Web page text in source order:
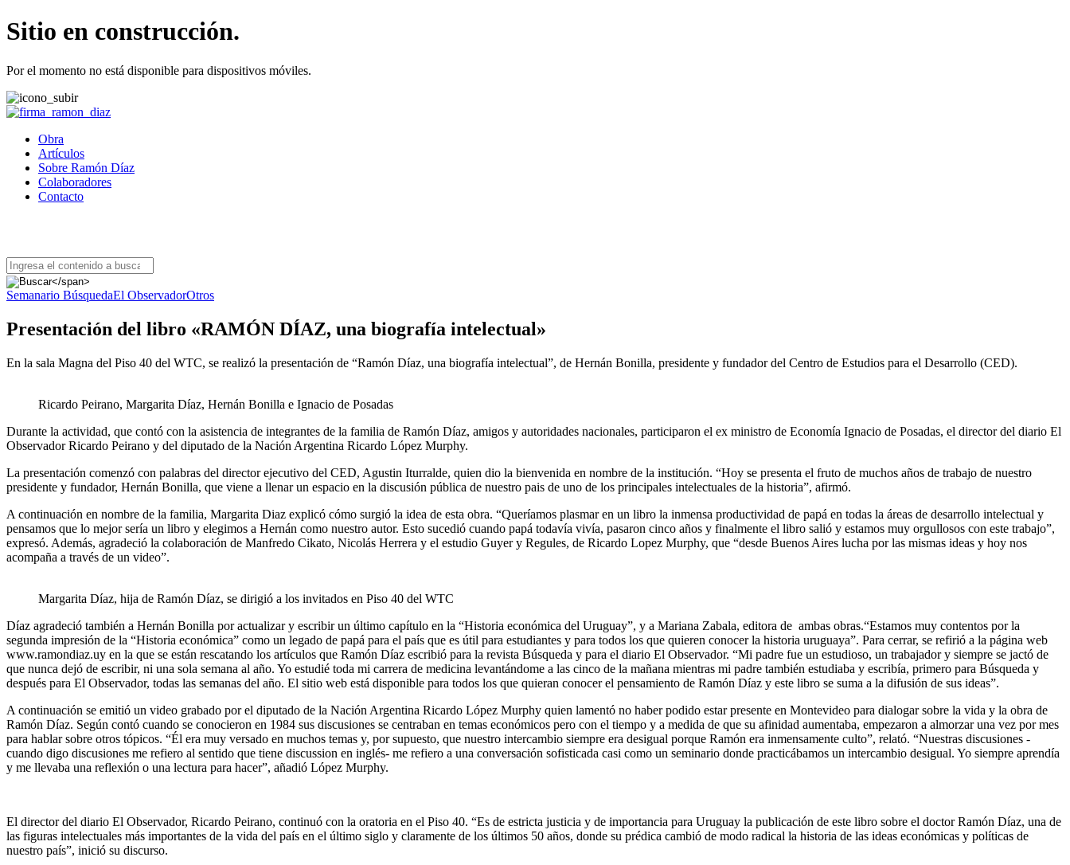
Sitio en construcción.
Por el momento no está disponible para dispositivos móviles.
Obra
Artículos
Sobre Ramón Díaz
Colaboradores
Contacto
Semanario BúsquedaEl ObservadorOtros
Presentación del libro «RAMÓN DÍAZ, una biografía intelectual»
En la sala Magna del Piso 40 del WTC, se realizó la presentación de “Ramón Díaz, una biografía intelectual”, de Hernán Bonilla, presidente y fundador del Centro de Estudios para el Desarrollo (CED).
Ricardo Peirano, Margarita Díaz, Hernán Bonilla e Ignacio de Posadas
Durante la actividad, que contó con la asistencia de integrantes de la familia de Ramón Díaz, amigos y autoridades nacionales, participaron el ex ministro de Economía Ignacio de Posadas, el director del diario El
Observador Ricardo Peirano y del diputado de la Nación Argentina Ricardo López Murphy.
La presentación comenzó con palabras del director ejecutivo del CED, Agustin Iturralde, quien dio la bienvenida en nombre de la institución. “Hoy se presenta el fruto de muchos años de trabajo de nuestro
presidente y fundador, Hernán Bonilla, que viene a llenar un espacio en la discusión pública de nuestro pais de uno de los principales intelectuales de la historia”, afirmó.
A continuación en nombre de la familia, Margarita Diaz explicó cómo surgió la idea de esta obra. “Queríamos plasmar en un libro la inmensa productividad de papá en todas la áreas de desarrollo intelectual y
pensamos que lo mejor sería un libro y elegimos a Hernán como nuestro autor. Esto sucedió cuando papá todavía vivía, pasaron cinco años y finalmente el libro salió y estamos muy orgullosos con este trabajo”,
expresó. Además, agradeció la colaboración de Manfredo Cikato, Nicolás Herrera y el estudio Guyer y Regules, de Ricardo Lopez Murphy, que “desde Buenos Aires lucha por las mismas ideas y hoy nos
acompaña a través de un video”.
Margarita Díaz, hija de Ramón Díaz, se dirigió a los invitados en Piso 40 del WTC
Díaz agradeció también a Hernán Bonilla por actualizar y escribir un último capítulo en la “Historia económica del Uruguay”, y a Mariana Zabala, editora de ambas obras.“Estamos muy contentos por la
segunda impresión de la “Historia económica” como un legado de papá para el país que es útil para estudiantes y para todos los que quieren conocer la historia uruguaya”. Para cerrar, se refirió a la página web
www.ramondiaz.uy en la que se están rescatando los artículos que Ramón Díaz escribió para la revista Búsqueda y para el diario El Observador. “Mi padre fue un estudioso, un trabajador y siempre se jactó de
que nunca dejó de escribir, ni una sola semana al año. Yo estudié toda mi carrera de medicina levantándome a las cinco de la mañana mientras mi padre también estudiaba y escribía, primero para Búsqueda y
después para El Observador, todas las semanas del año. El sitio web está disponible para todos los que quieran conocer el pensamiento de Ramón Díaz y este libro se suma a la difusión de sus ideas”.
A continuación se emitió un video grabado por el diputado de la Nación Argentina Ricardo López Murphy quien lamentó no haber podido estar presente en Montevideo para dialogar sobre la vida y la obra de
Ramón Díaz. Según contó cuando se conocieron en 1984 sus discusiones se centraban en temas económicos pero con el tiempo y a medida de que su afinidad aumentaba, empezaron a almorzar una vez por mes
para hablar sobre otros tópicos. “Él era muy versado en muchos temas y, por supuesto, que nuestro intercambio siempre era desigual porque Ramón era inmensamente culto”, relató. “Nuestras discusiones -
cuando digo discusiones me refiero al sentido que tiene discussion en inglés- me refiero a una conversación sofisticada casi como un seminario donde practicábamos un intercambio desigual. Yo siempre aprendía
y me llevaba una reflexión o una lectura para hacer”, añadió López Murphy.
El director del diario El Observador, Ricardo Peirano, continuó con la oratoria en el Piso 40. “Es de estricta justicia y de importancia para Uruguay la publicación de este libro sobre el doctor Ramón Díaz, una de
las figuras intelectuales más importantes de la vida del país en el último siglo y claramente de los últimos 50 años, donde su prédica cambió de modo radical la historia de las ideas económicas y políticas de
nuestro país”, inició su discurso.